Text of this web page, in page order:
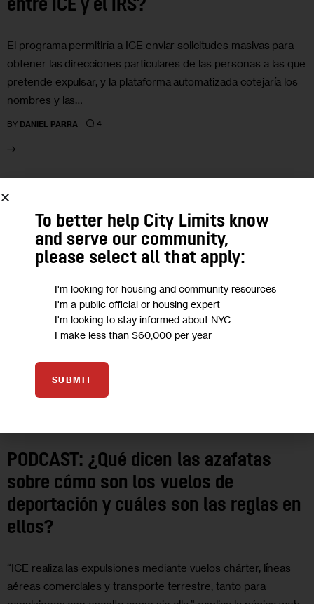
entre ICE y el IRS?
El programa permitiría a ICE enviar solicitudes masivas para
obtener las direcciones particulares de las personas a las que
pretende expulsar, y la plataforma automatizada cotejaría los
nombres y las…
BY DANIEL PARRA 4
14
APR 2025
PODCAST: ¿Qué dicen las azafatas
sobre cómo son los vuelos de
deportación y cuáles son las reglas en
ellos?
“ICE realiza las expulsiones mediante vuelos chárter, líneas
aéreas comerciales y transporte terrestre, tanto para
To better help City Limits know
and serve our community,
please select all that apply:
I'm looking for housing and community resources
I'm a public official or housing expert
I'm looking to stay informed about NYC
I make less than $60,000 per year
SUBMIT